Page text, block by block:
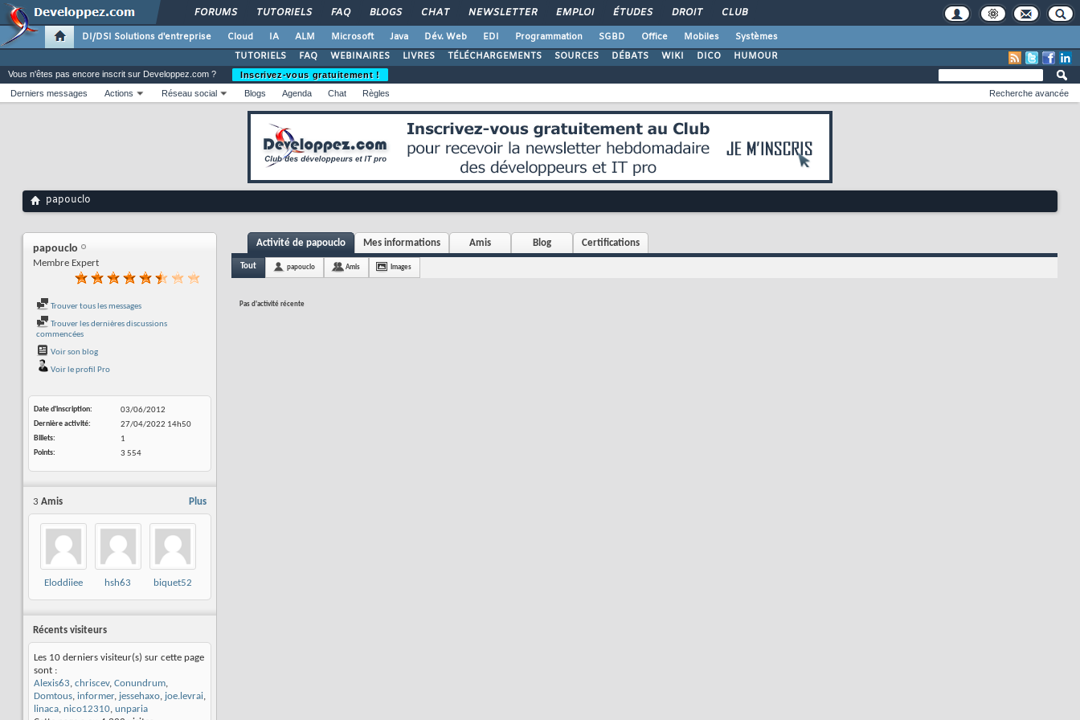
FORUMS TUTORIELS FAQ BLOGS CHAT NEWSLETTER EMPLOI ÉTUDES DROIT CLUB
DI/DSI Solutions d'entreprise Cloud IA ALM Microsoft Java Dév. Web EDI Programmation SGBD Office Mobiles
Systèmes
TUTORIELS
FAQ WEBINAIRES LIVRES TÉLÉCHARGEMENTS SOURCES DÉBATS WIKI DICO HUMOUR
Vous n'êtes pas encore inscrit sur Developpez.com ?
Inscrivez-vous gratuitement !
Derniers messages
Actions Réseau social Blogs Agenda Chat Règles Recherche avancée
papouclo
papouclo
Membre Expert
Trouver tous les messages
Trouver les dernières discussions
commencées
Voir son blog
Voir le profil Pro
Date d'inscription
03/06/2012
Dernière activité
27/04/2022 14h50
Billets
1
Points
3 554
Plus
3 Amis
Eloddiiee hsh63 biquet52
Récents visiteurs
Les 10 derniers visiteur(s) sur cette page
sont :
Alexis63, chriscev, Conundrum,
Domtous, informer, jessehaxo, joe.levrai,
linaca, nico12310, unparia
Activité de papouclo Mes informations Amis Blog Certifications
Tout papouclo Amis Images
Pas d'activité récente